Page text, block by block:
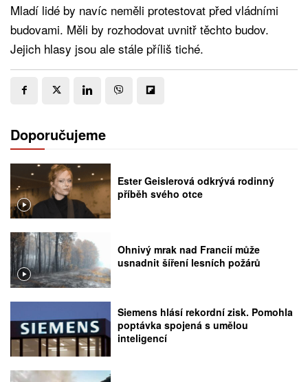
Mladí lidé by navíc neměli protestovat před vládními
budovami. Měli by rozhodovat uvnitř těchto budov.
Jejich hlasy jsou ale stále příliš tiché.
Doporučujeme
Ester Geislerová odkrývá rodinný
příběh svého otce
Ohnivý mrak nad Francií může
usnadnit šíření lesních požárů
Siemens hlásí rekordní zisk. Pomohla
poptávka spojená s umělou
inteligencí